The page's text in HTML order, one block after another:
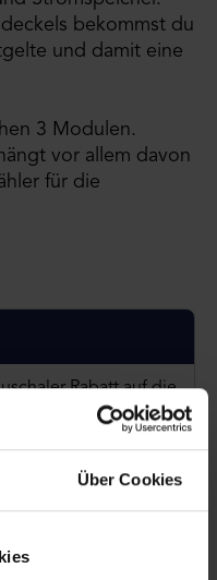
Über Cookies
bekommst du
und damit eine
3 Modulen.
vor allem davon
für die
Rabatt auf die
Netzentgelte
Stromzähler nötig
bis 190 € pro Jahr (je